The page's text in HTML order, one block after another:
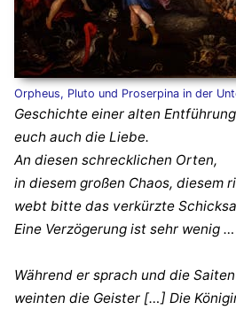
Orpheus, Pluto und Proserpina in der
Geschichte einer alten
euch auch die Liebe.
An diesen schrecklichen Orten,
in diesem großen Chaos, diesem
webt bitte das verkürzte
Eine Verzögerung ist sehr wenig …
Während er sprach und die
weinten die Geister […] Die